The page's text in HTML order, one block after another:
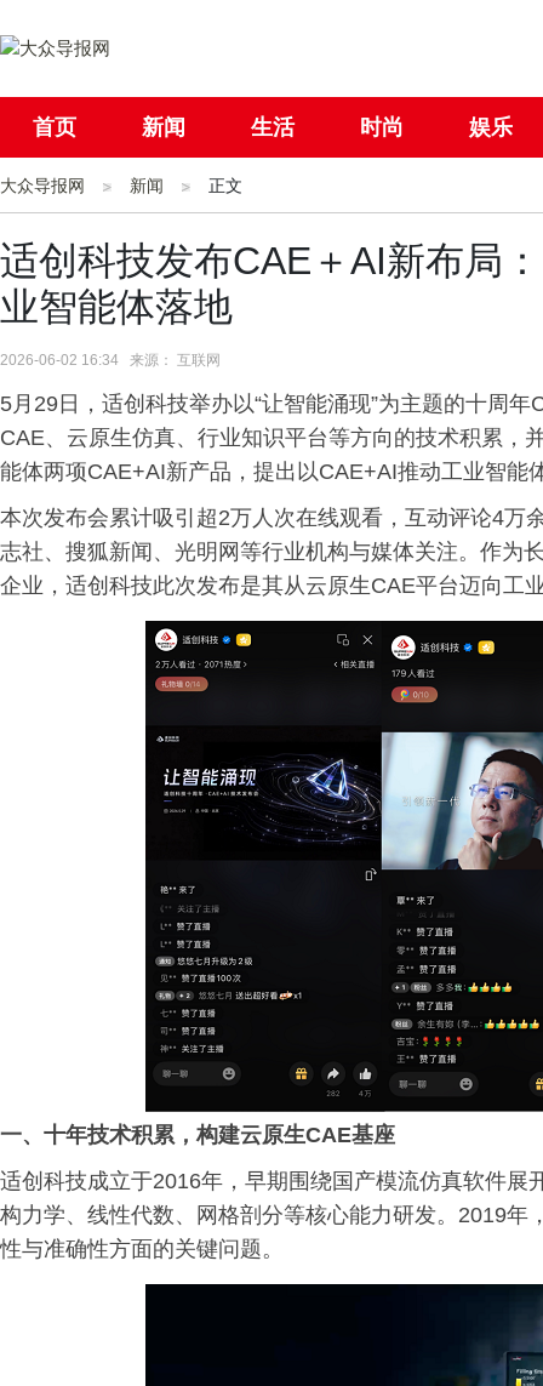
首页 新闻 生活 时尚 娱乐
社会 国际
大众导报网 新闻 正文
适创科技发布CAE＋AI新布局
业智能体落地
2026-06-02 16:34 来源： 互联网
5月29日，适创科技举办以“让智能涌现”为主题的十周
CAE、云原生仿真、行业知识平台等方向的技术积累，
能体两项CAE+AI新产品，提出以CAE+AI推动工业智能
本次发布会累计吸引超2万人次在线观看，互动评论4万
志社、搜狐新闻、光明网等行业机构与媒体关注。作为
企业，适创科技此次发布是其从云原生CAE平台迈向工
一、 十年技术积累，构建云原生CAE基座
适创科技成立于2016年，早期围绕国产模流仿真软件
构力学、线性代数、网格剖分等核心能力研发。2019
性与准确性方面的关键问题。